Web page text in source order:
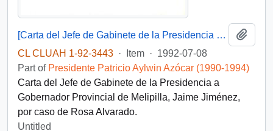
[Carta del Jefe de Gabinete de la Presidencia a Gobernador Provincial de Melipilla]
CL CLUAH 1-92-3443 · Item · 1992-07-08
Part of Presidente Patricio Aylwin Azócar (1990-1994)
Carta del Jefe de Gabinete de la Presidencia a
Gobernador Provincial de Melipilla, Jaime Jiménez,
por caso de Rosa Alvarado.
Untitled